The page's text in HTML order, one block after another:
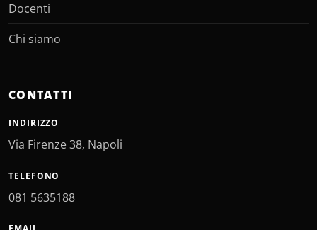
Docenti
Chi siamo
CONTATTI
INDIRIZZO
Via Firenze 38, Napoli
TELEFONO
081 5635188